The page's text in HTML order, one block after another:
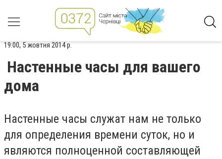
19:00, 5 жовтня 2014 р.
Настенные часы для вашего
дома
Настенные часы служат нам не только
для определения времени суток, но и
являются полноценной составляющей